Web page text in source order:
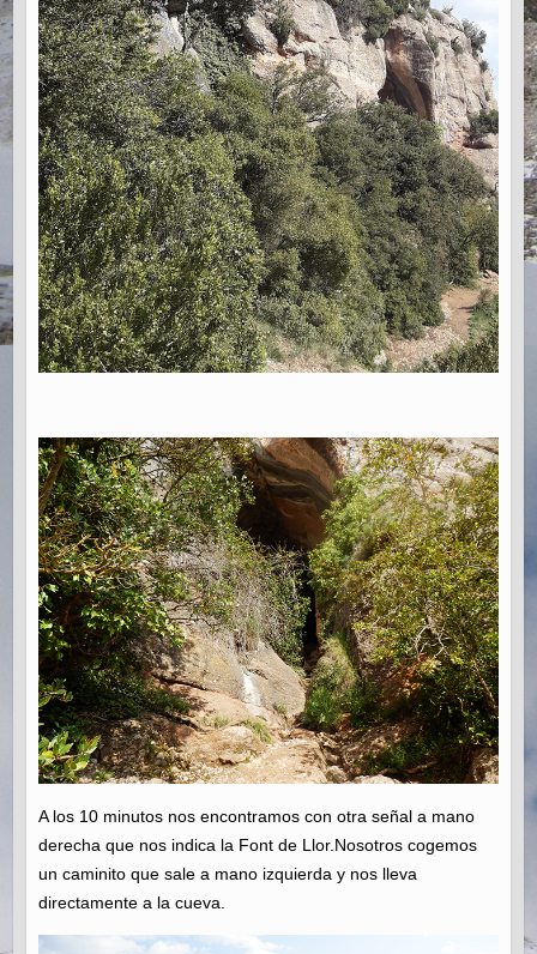
A los 10 minutos nos encontramos con otra señal a mano
derecha que nos indica la Font de Llor.Nosotros cogemos
un caminito que sale a mano izquierda y nos lleva
directamente a la cueva.